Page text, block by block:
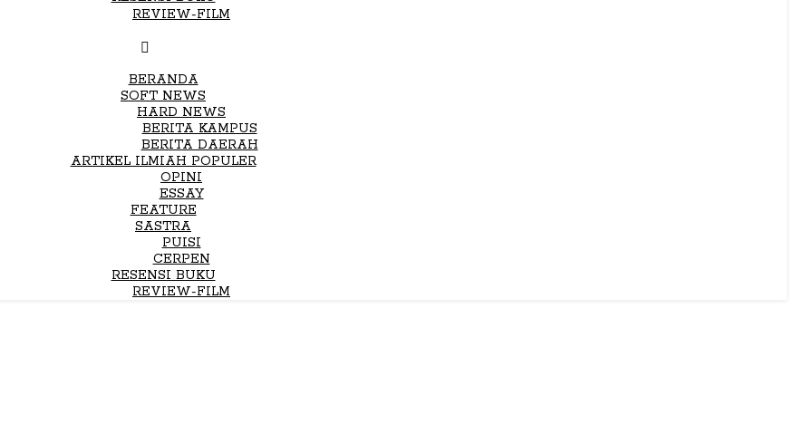
REVIEW-FILM
BERANDA
SOFT NEWS
HARD NEWS
BERITA KAMPUS
BERITA DAERAH
ARTIKEL ILMIAH POPULER
OPINI
ESSAY
FEATURE
SASTRA
PUISI
CERPEN
RESENSI BUKU
REVIEW-FILM